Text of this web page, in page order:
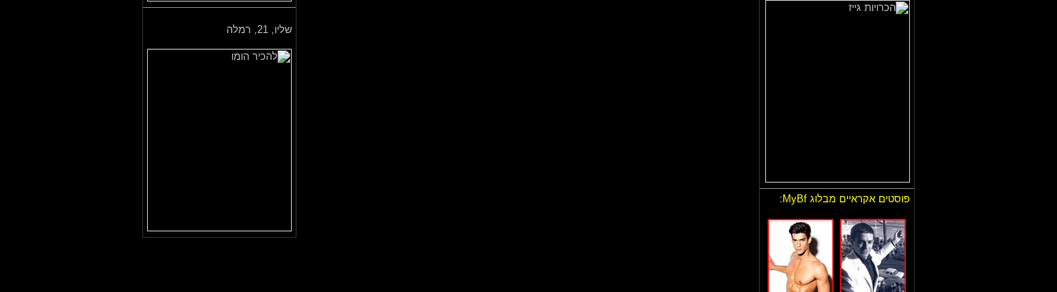
פוסטים אקראיים מבלוג MyBf:
שליו, 21, רמלה